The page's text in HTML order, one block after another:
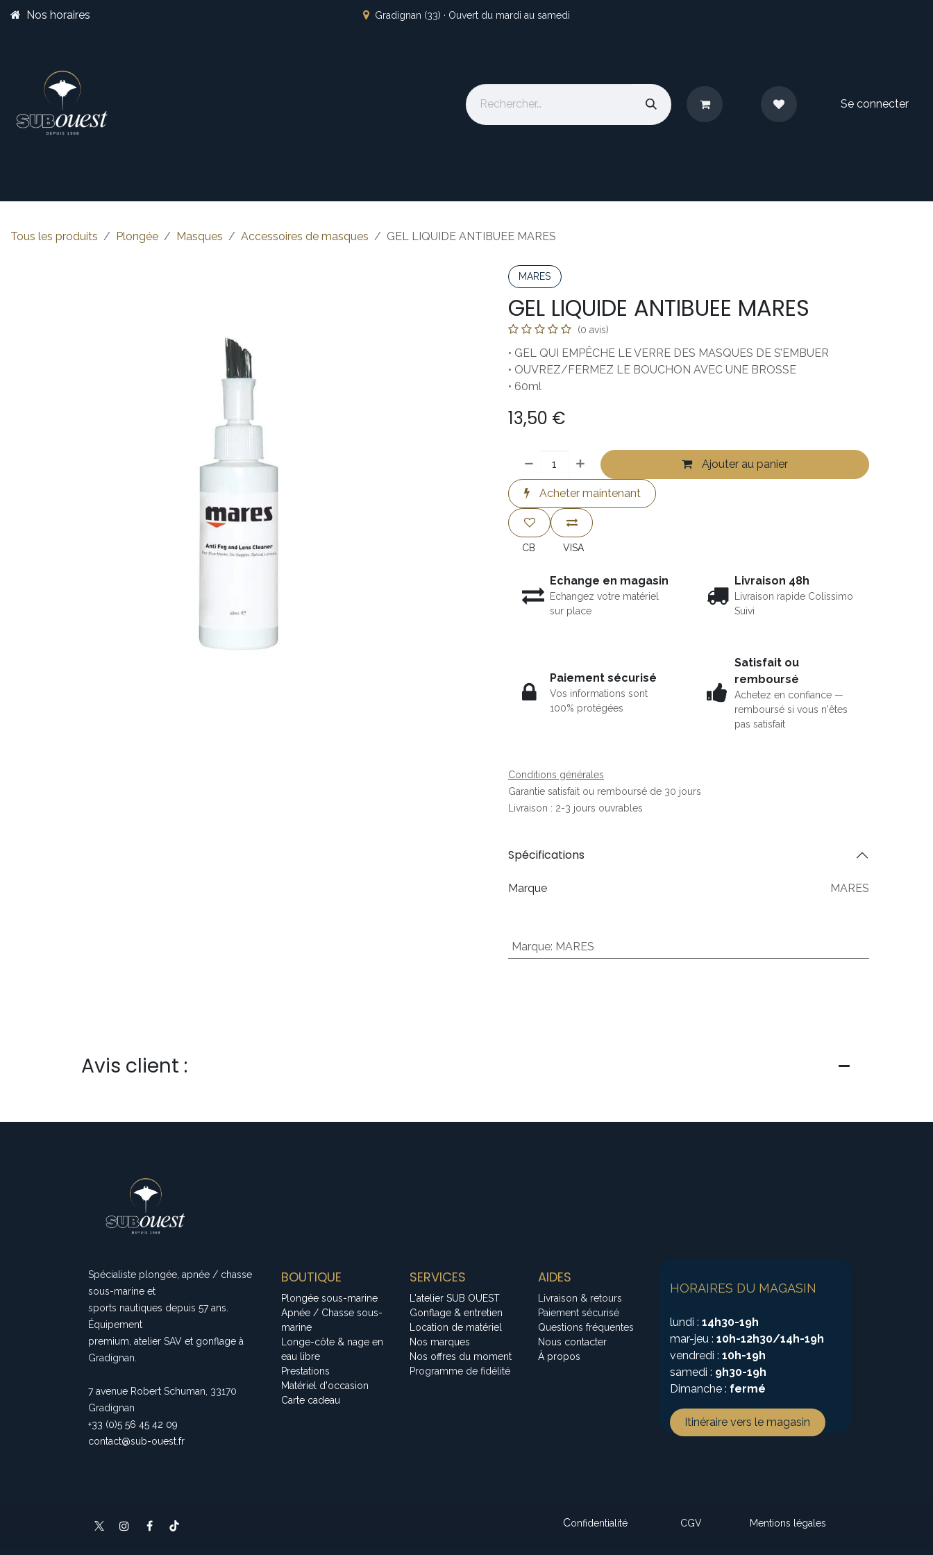
Se rendre au contenu
Nos horaires Gradignan (33) · Ouvert du mardi au samedi
Se connecter
Tous les produits Plongée Masques Accessoires de masques GEL LIQUIDE ANTIBUEE MARES
MARES
GEL LIQUIDE ANTIBUEE MARES
(0 avis)
• GEL QUI EMPÊCHE LE VERRE DES MASQUES DE S’EMBUER
• OUVREZ/FERMEZ LE BOUCHON AVEC UNE BROSSE
• 60ml
13,50 €
Ajouter au panier
Acheter maintenant
CB VISA
Echange en magasin
Echangez votre matériel
sur place
Livraison 48h
Livraison rapide Colissimo
Suivi
Paiement sécurisé
Vos informations sont
100% protégées
Satisfait ou
remboursé
Achetez en confiance —
remboursé si vous n'êtes
pas satisfait
Conditions générales
Garantie satisfait ou remboursé de 30 jours
Livraison : 2-3 jours ouvrables
Spécifications
Marque MARES
Marque: MARES
Avis client :
Spécialiste plongée, apnée / chasse
sous-marine et
sports nautiques depuis 57 ans.
Équipement
premium, atelier SAV et gonflage à
Gradignan.
7 avenue Robert Schuman, 33170
Gradignan
+33 (0)5 56 45 42 09
contact@sub-ouest.fr
BOUTIQUE
Plongée sous-marine
Apnée / Chasse sous-
marine
Longe-côte & nage en
eau libre
Prestations
Matériel d'occasion
Carte cadeau
SERVICES
L'atelier SUB OUEST
Gonflage & entretien
Location de matériel
Nos marques
Nos offres du moment
Programme de fidélité
AIDES
Livraison & retours
Paiement sécurisé
Questions fréquentes
Nous contacter
À propos
HORAIRES DU MAGASIN
lundi : 14h30-19h
mar-jeu : 10h-12h30/14h-19h
vendredi : 10h-19h
samedi : 9h30-19h
Dimanche : fermé
Itinéraire vers le magasin
Mentions légales
CGV
Confidentialité